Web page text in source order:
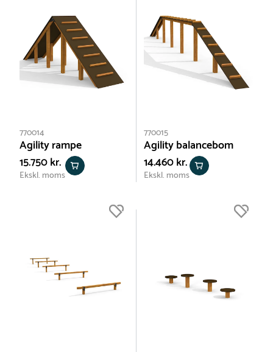
770014
Agility rampe
15.750 kr.
Ekskl. moms
770015
Agility balancebom
14.460 kr.
Ekskl. moms